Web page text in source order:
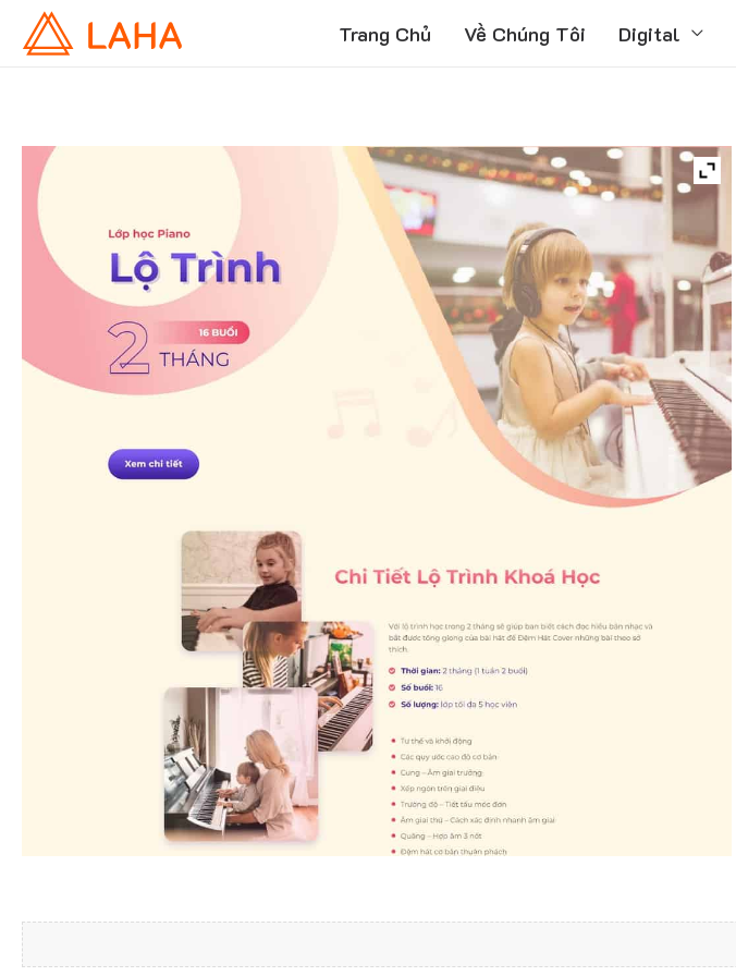
Trang Chủ Về Chúng Tôi Digital